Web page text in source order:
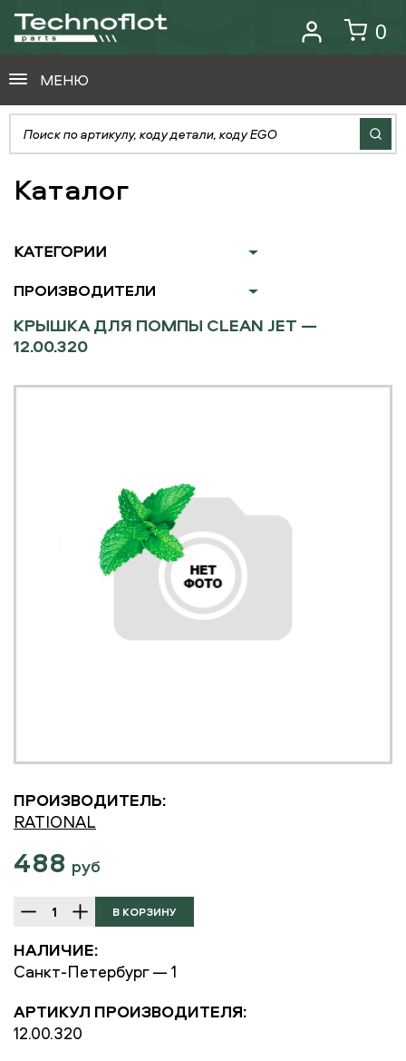
0
МЕНЮ
Каталог
КАТЕГОРИИ
ПРОИЗВОДИТЕЛИ
КРЫШКА ДЛЯ ПОМПЫ CLEAN JET —
12.00.320
ПРОИЗВОДИТЕЛЬ:
RATIONAL
488 руб
НАЛИЧИЕ:
Санкт-Петербург — 1
АРТИКУЛ ПРОИЗВОДИТЕЛЯ:
12.00.320